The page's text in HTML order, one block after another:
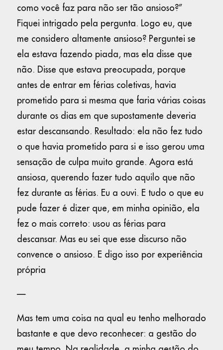
como você faz para não ser tão ansioso?”
Fiquei intrigado pela pergunta. Logo eu, que
me considero altamente ansioso? Perguntei se
ela estava fazendo piada, mas ela disse que
não. Disse que estava preocupada, porque
antes de entrar em férias coletivas, havia
prometido para si mesma que faria várias coisas
durante os dias em que supostamente deveria
estar descansando. Resultado: ela não fez tudo
o que havia prometido para si e isso gerou uma
sensação de culpa muito grande. Agora está
ansiosa, querendo fazer tudo aquilo que não
fez durante as férias. Eu a ouvi. E tudo o que eu
pude fazer é dizer que, em minha opinião, ela
fez o mais correto: usou as férias para
descansar. Mas eu sei que esse discurso não
convence o ansioso. E digo isso por experiência
própria
—
Mas tem uma coisa na qual eu tenho melhorado
bastante e que devo reconhecer: a gestão do